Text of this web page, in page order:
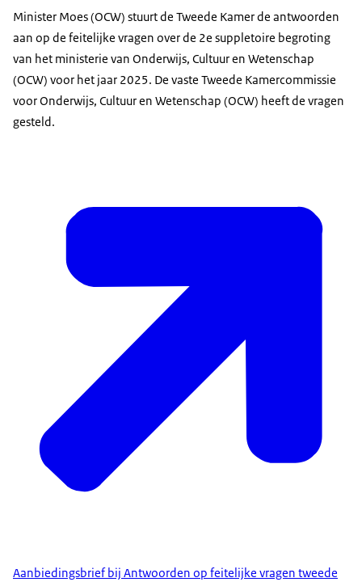
Minister Moes (OCW) stuurt de Tweede Kamer de antwoorden
aan op de feitelijke vragen over de 2e suppletoire begroting
van het ministerie van Onderwijs, Cultuur en Wetenschap
(OCW) voor het jaar 2025. De vaste Tweede Kamercommissie
voor Onderwijs, Cultuur en Wetenschap (OCW) heeft de vragen
gesteld.
Aanbiedingsbrief bij Antwoorden op feitelijke vragen tweede